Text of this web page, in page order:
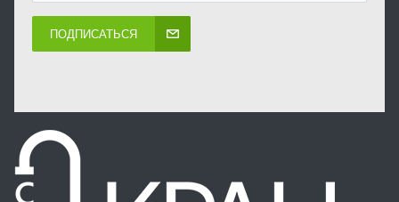
ПОДПИСАТЬСЯ